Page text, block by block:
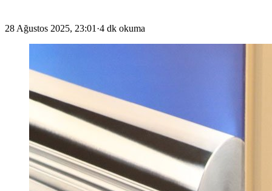
28 Ağustos 2025, 23:01 ·4 dk okuma